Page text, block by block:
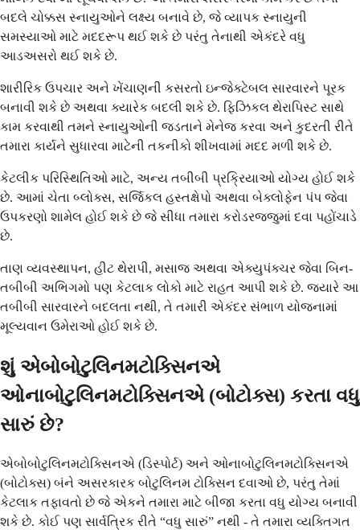
બદલે ચોક્કસ સ્નાયુઓને લક્ષ્ય બનાવે છે, જે વ્યાપક સ્નાયુની
સમસ્યાઓ માટે મદદરૂપ થઈ શકે છે પરંતુ તેનાથી એકંદરે વધુ
આડઅસરો થઈ શકે છે.
શારીરિક ઉપચાર અને ખેંચાણની કસરતો ઇન્જેક્ટેબલ સારવારને પૂરક
બનાવી શકે છે અથવા ક્યારેક બદલી શકે છે. ફિઝિકલ થેરાપિસ્ટ સાથે
કામ કરવાથી તમને સ્નાયુઓની જડતાને મેનેજ કરવા અને કુદરતી રીતે
તમારા કાર્યને સુધારવા માટેની તકનીકો શીખવામાં મદદ મળી શકે છે.
કેટલીક પરિસ્થિતિઓ માટે, અન્ય તબીબી પ્રક્રિયાઓ યોગ્ય હોઈ શકે
છે. આમાં ચેતા બ્લોક્સ, સર્જિકલ હસ્તક્ષેપો અથવા બેક્લોફેન પંપ જેવા
ઉપકરણો શામેલ હોઈ શકે છે જે સીધા તમારા કરોડરજ્જુમાં દવા પહોંચાડે
છે.
તાણ વ્યવસ્થાપન, હીટ થેરાપી, મસાજ અથવા એક્યુપંક્ચર જેવા બિન-
તબીબી અભિગમો પણ કેટલાક લોકો માટે રાહત આપી શકે છે. જ્યારે આ
તબીબી સારવારને બદલતા નથી, તે તમારી એકંદર સંભાળ યોજનામાં
મૂલ્યવાન ઉમેરાઓ હોઈ શકે છે.
શું એબોબોટુલિનમટોક્સિનએ
ઓનાબોટુલિનમટોક્સિનએ (બોટોક્સ) કરતા વધુ
સારું છે?
એબોબોટુલિનમટોક્સિનએ (ડિસ્પોર્ટ) અને ઓનાબોટુલિનમટોક્સિનએ
(બોટોક્સ) બંને અસરકારક બોટુલિનમ ટોક્સિન દવાઓ છે, પરંતુ તેમાં
કેટલાક તફાવતો છે જે એકને તમારા માટે બીજા કરતા વધુ યોગ્ય બનાવી
શકે છે. કોઈ પણ સાર્વત્રિક રીતે “વધુ સારું” નથી - તે તમારા વ્યક્તિગત